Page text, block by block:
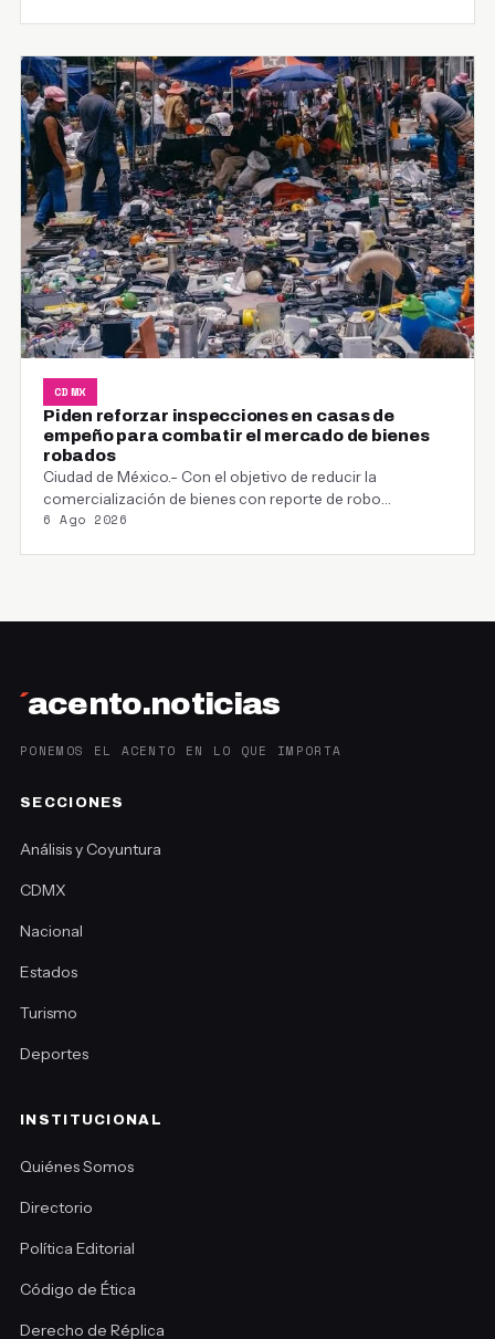
CDMX
Piden reforzar inspecciones en casas de
empeño para combatir el mercado de bienes
robados
Ciudad de México.- Con el objetivo de reducir la
comercialización de bienes con reporte de robo…
6 Ago 2026
´acento.noticias
PONEMOS EL ACENTO EN LO QUE IMPORTA
SECCIONES
Análisis y Coyuntura
CDMX
Nacional
Estados
Turismo
Deportes
INSTITUCIONAL
Quiénes Somos
Directorio
Política Editorial
Código de Ética
Derecho de Réplica